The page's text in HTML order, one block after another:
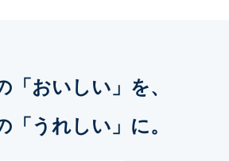
「おいしい」を、
「うれしい」に。